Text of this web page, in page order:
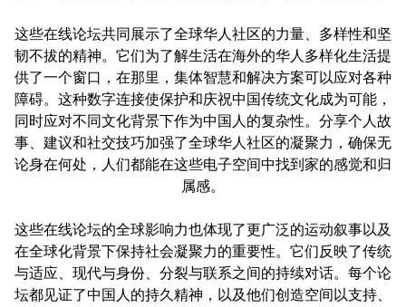
这些在线论坛共同展示了全球华人社区的力量、多样性和坚
韧不拔的精神。它们为了解生活在海外的华人多样化生活提
供了一个窗口，在那里，集体智慧和解决方案可以应对各种
障碍。这种数字连接使保护和庆祝中国传统文化成为可能，
同时应对不同文化背景下作为中国人的复杂性。分享个人故
事、建议和社交技巧加强了全球华人社区的凝聚力，确保无
论身在何处，人们都能在这些电子空间中找到家的感觉和归
属感。
这些在线论坛的全球影响力也体现了更广泛的运动叙事以及
在全球化背景下保持社会凝聚力的重要性。它们反映了传统
与适应、现代与身份、分裂与联系之间的持续对话。每个论
坛都见证了中国人的持久精神，以及他们创造空间以支持、